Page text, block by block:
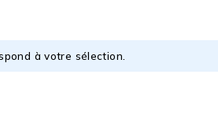
à votre sélection.